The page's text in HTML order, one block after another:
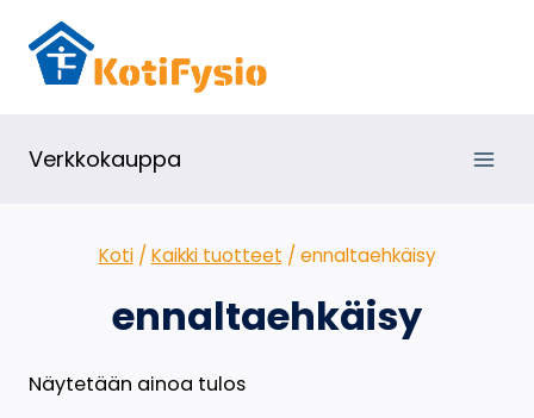
sisältöön
Verkkokauppa
Koti / Kaikki tuotteet / ennaltaehkäisy
ennaltaehkäisy
Näytetään ainoa tulos